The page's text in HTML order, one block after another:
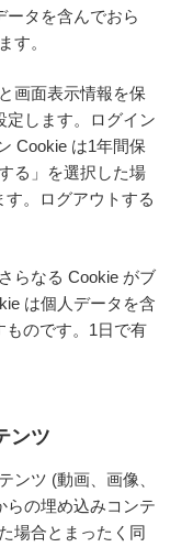
ータを含んでおら
す。
画面表示情報を保
定します。ログイン
Cookie は1年間保
る」を選択した場
。ログアウトする
らなる Cookie がブ
は個人データを含
ものです。1日で有
ンツ
ンツ (動画、画像、
らの埋め込みコンテ
場合とまったく同